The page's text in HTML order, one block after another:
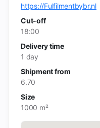
https://Fulfilmentbybr.nl
Cut-off
18:00
Delivery time
1 day
Shipment from
6.70
Size
1000 m²